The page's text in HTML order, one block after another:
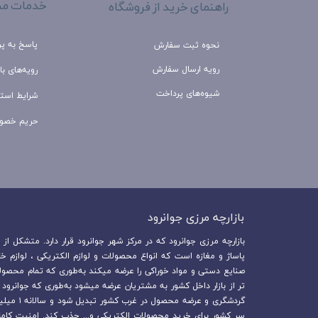
بازارچه مرزی جوانرود​​​​​​​
پاساژ و مغازه است که انواع محصولات و لوازم الکتریکی ، لوازم
صنایع دستی و مواد خوراکی را عرضه میکند به‌طوری که تمام
تر از بازار داخل کشور به مشتریان عرضه میشود به‌طوری که
سر کشور برای خرید محصولات الکتریکی و... جذب کند. امنیت
راهنمای خرید از فروشگاه
نحوه ثبت سفارش
رویه ارسال سفارش
شیوه‌های پرداخت
خدمات
پاسخ به
رویه‌های
شرایط
حریم